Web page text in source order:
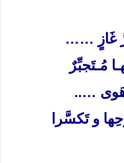
……
مُـتَجبِّرٌ
هَوى …..
و تَكسَّرا